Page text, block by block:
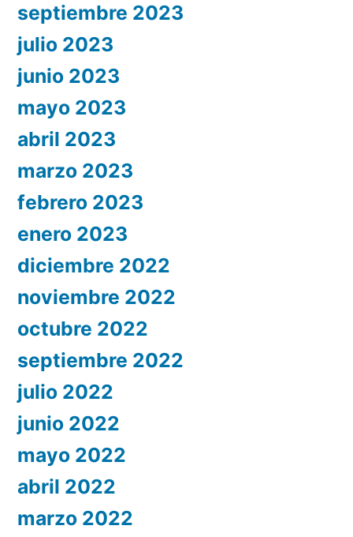
septiembre 2023
julio 2023
junio 2023
mayo 2023
abril 2023
marzo 2023
febrero 2023
enero 2023
diciembre 2022
noviembre 2022
octubre 2022
septiembre 2022
julio 2022
junio 2022
mayo 2022
abril 2022
marzo 2022